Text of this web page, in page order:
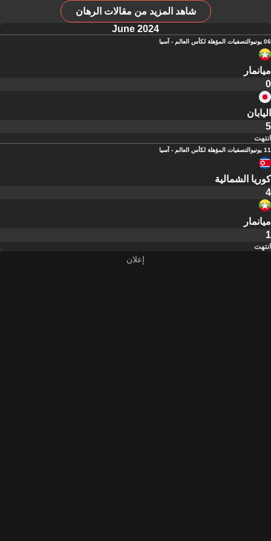
شاهد المزيد من مقالات الرهان
June 2024
06 يونيو التصفيات المؤهلة لكأس العالم - آسيا
ميانمار
0
اليابان
5
انتهت
11 يونيو التصفيات المؤهلة لكأس العالم - آسيا
كوريا الشمالية
4
ميانمار
1
انتهت